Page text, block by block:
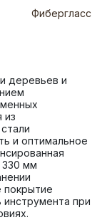
Фибергласс
деревьев и
из
и оптимальное
330 мм
покрытие
инструмента при